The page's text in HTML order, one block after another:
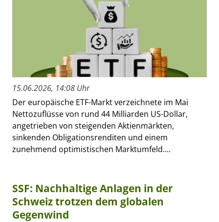
15.06.2026, 14:08 Uhr
Der europäische ETF-Markt verzeichnete im Mai
Nettozuflüsse von rund 44 Milliarden US-Dollar,
angetrieben von steigenden Aktienmärkten,
sinkenden Obligationsrenditen und einem
zunehmend optimistischen Marktumfeld....
SSF: Nachhaltige Anlagen in der
Schweiz trotzen dem globalen
Gegenwind